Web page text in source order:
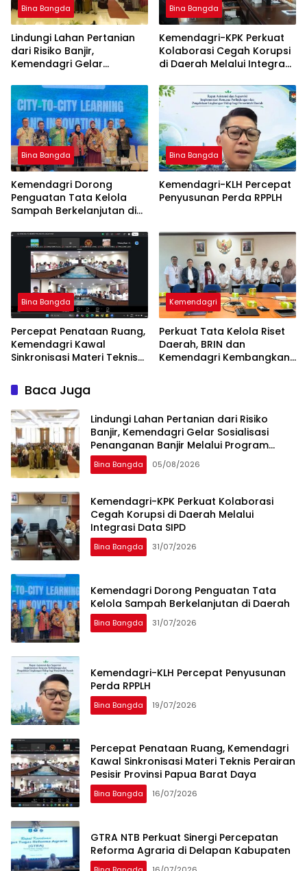
Bina Bangda
Lindungi Lahan Pertanian
dari Risiko Banjir,
Kemendagri Gelar
Banjir Melalui Program
FMNJP di Brebes
Bina Bangda
Kemendagri-KPK Perkuat
Kolaborasi Cegah Korupsi
di Daerah Melalui Integrasi
Bina Bangda
Kemendagri Dorong
Penguatan Tata Kelola
Sampah Berkelanjutan di
Bina Bangda
Kemendagri-KLH Percepat
Penyusunan Perda RPPLH
Bina Bangda
Percepat Penataan Ruang,
Kemendagri Kawal
Sinkronisasi Materi Teknis
Papua Barat Daya
Kemendagri
Perkuat Tata Kelola Riset
Daerah, BRIN dan
Kemendagri Kembangkan
Baca Juga
Lindungi Lahan Pertanian dari Risiko
Banjir, Kemendagri Gelar Sosialisasi
Penanganan Banjir Melalui Program
FMNJP di Brebes
Bina Bangda 05/08/2026
Kemendagri-KPK Perkuat Kolaborasi
Cegah Korupsi di Daerah Melalui
Integrasi Data SIPD
Bina Bangda 31/07/2026
Kemendagri Dorong Penguatan Tata
Kelola Sampah Berkelanjutan di Daerah
Bina Bangda 31/07/2026
Kemendagri-KLH Percepat Penyusunan
Perda RPPLH
Bina Bangda 19/07/2026
Percepat Penataan Ruang, Kemendagri
Kawal Sinkronisasi Materi Teknis Perairan
Pesisir Provinsi Papua Barat Daya
Bina Bangda 16/07/2026
GTRA NTB Perkuat Sinergi Percepatan
Reforma Agraria di Delapan Kabupaten